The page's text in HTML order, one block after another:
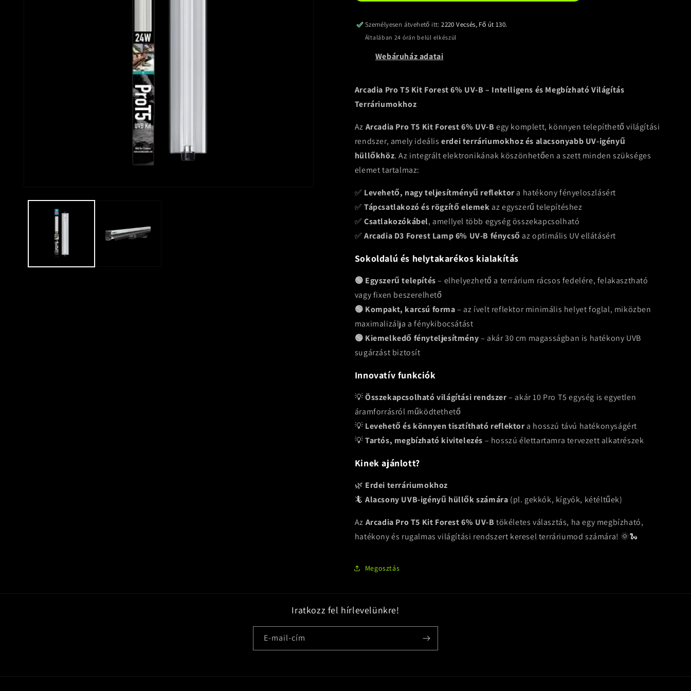
Személyesen átvehető itt:2220 Vecsés, Fő út 130.
Általában 24 órán belül elkészül
Webáruház adatai
Arcadia Pro T5 Kit Forest 6% UV-B – Intelligens és Megbízható Világítás
Terráriumokhoz
Az Arcadia Pro T5 Kit Forest 6% UV-B egy komplett, könnyen telepíthető világítási
rendszer, amely ideáliserdei terráriumokhoz és alacsonyabb UV-igényű
hüllőkhöz. Az integrált elektronikának köszönhetően a szett minden szükséges
elemet tartalmaz:
✅ Levehető, nagy teljesítményű reflektora hatékony fényeloszlásért
✅ Tápcsatlakozó és rögzítő elemek az egyszerű telepítéshez
✅ Csatlakozókábel, amellyel több egység összekapcsolható
✅ Arcadia D3 Forest Lamp 6% UV-B fénycső az optimális UV ellátásért
Sokoldalú és helytakarékos kialakítás
🟢 Egyszerű telepítés– elhelyezhető a terrárium rácsos fedelére, felakasztható
vagy fixen beszerelhető
🟢 Kompakt, karcsú forma– az ívelt reflektor minimális helyet foglal, miközben
maximalizálja a fénykibocsátást
🟢 Kiemelkedő fényteljesítmény– akár 30 cm magasságban is hatékony UVB
sugárzást biztosít
Innovatív funkciók
💡Összekapcsolható világítási rendszer– akár 10 Pro T5 egység is egyetlen
áramforrásról működtethető
💡 Levehető és könnyen tisztítható reflektora hosszú távú hatékonyságért
💡Tartós, megbízható kivitelezés – hosszú élettartamra tervezett alkatrészek
Kinek ajánlott?
🌿 Erdei terráriumokhoz
🦎 Alacsony UVB-igényű hüllők számára (pl. gekkók, kígyók, kétéltűek)
Az Arcadia Pro T5 Kit Forest 6% UV-B tökéletes választás, ha egy megbízható,
hatékony és rugalmas világítási rendszert keresel terráriumod számára! 🌞🐍
Megosztás
Iratkozz fel hírlevelünkre!
E-mail-cím